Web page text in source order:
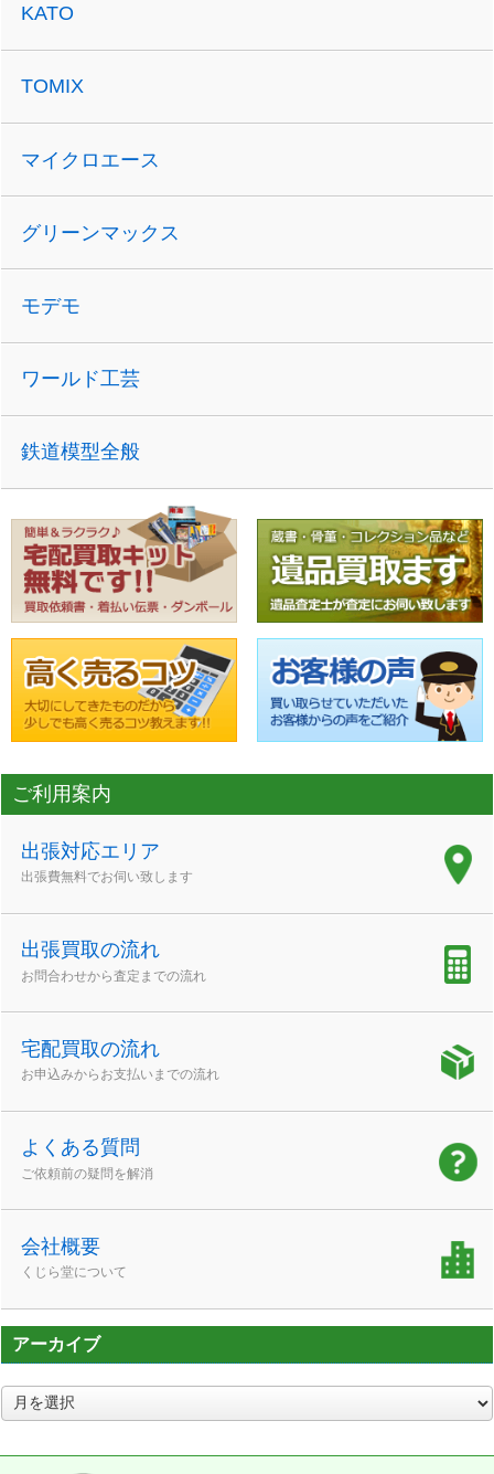
KATO
TOMIX
マイクロエース
グリーンマックス
モデモ
ワールド工芸
鉄道模型全般
ご利用案内
出張対応エリア
出張費無料でお伺い致します
出張買取の流れ
お問合わせから査定までの流れ
宅配買取の流れ
お申込みからお支払いまでの流れ
よくある質問
ご依頼前の疑問を解消
会社概要
くじら堂について
アーカイブ
ア
ー